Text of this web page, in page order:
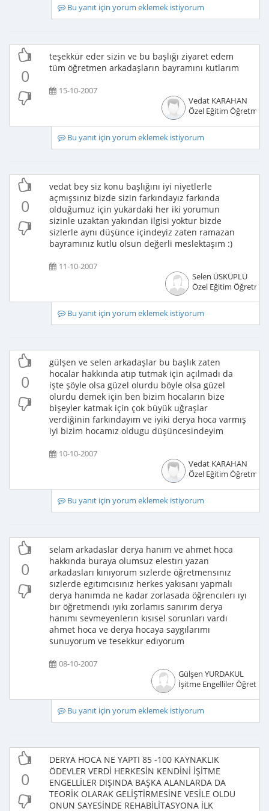
Bu yanıt için yorum eklemek istiyorum
0
teşekkür eder sizin ve bu başlığı ziyaret edem
tüm öğretmen arkadaşların bayramını kutlarım
15-10-2007
Vedat KARAHAN
Özel Eğitim Öğretmeni
Bu yanıt için yorum eklemek istiyorum
0
vedat bey siz konu başlığını iyi niyetlerle
açmışsınız bizde sizin farkındayız farkında
olduğumuz için yukardaki her iki yorumun
sizinle uzaktan yakından ilgisi yoktur bizde
sizlerle aynı düşünce içindeyiz zaten ramazan
bayramınız kutlu olsun değerli meslektaşım :)
11-10-2007
Selen ÜSKÜPLÜ
Özel Eğitim
Bu yanıt için yorum eklemek istiyorum
0
gülşen ve selen arkadaşlar bu başlık zaten
hocalar hakkında atıp tutmak için açılmadı da
işte şöyle olsa güzel olurdu böyle olsa güzel
olurdu demek için ben bizim hocaların bize
bişeyler katmak için çok büyük uğraşlar
verdiğinin farkındayım ve iyiki derya hoca varmış
iyi bizim hocamız oldugu düşüncesindeyim
10-10-2007
Vedat KARAHAN
Özel Eğitim Öğretmeni
Bu yanıt için yorum eklemek istiyorum
0
selam arkadaslar derya hanım ve ahmet hoca
hakkında buraya olumsuz elestırı yazan
arkadasları kınıyorum sızlerde öğretmensınız
sızlerde egıtımcısınız herkes yakısanı yapmalı
derya hanımda ne kadar zorlasada öğrencılerı ıyı
bır öğretmendı ıyıkı zorlamıs sanırım derya
hanımı sevmeyenlerın kısısel sorunları vardı
ahmet hoca ve derya hocaya saygılarımı
sunuyorum ve tesekkur edıyorum
08-10-2007
Gülşen YURDAKUL
İşitme Engelliler
Bu yanıt için yorum eklemek istiyorum
0
DERYA HOCA NE YAPTI 85 -100 KAYNAKLIK
ÖDEVLER VERDİ HERKESİN KENDİNİ İŞİTME
ENGELLİLER DIŞINDA BAŞKA ALANLARDA DA
TEORİK OLARAK GELİŞTİRMESİNE VESİLE OLDU
ONUN SAYESİNDE REHABİLİTASYONA İLK